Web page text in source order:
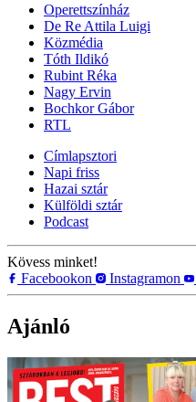
Operettszínház
De Re Attila Luigi
Közmédia
Tóth Ildikó
Rubint Réka
Nagy Ervin
Bochkor Gábor
RTL
Címlapsztori
Napi friss
Hazai sztár
Külföldi sztár
Podcast
Kövess minket!
Facebookon
Instagramon
Ajánló